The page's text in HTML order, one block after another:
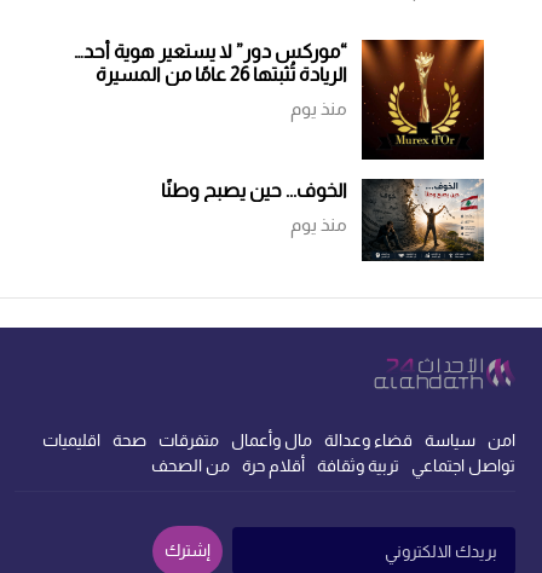
“موركس دور” لا يستعير هوية أحد…
الريادة تُثبتها 26 عامًا من المسيرة
منذ يوم
الخوف... حين يصبح وطنًا
منذ يوم
امن سياسة قضاء وعدالة مال وأعمال متفرقات صحة
اقليميات
تواصل اجتماعي
تربية وثقافة أقلام حرة من الصحف
إشترك